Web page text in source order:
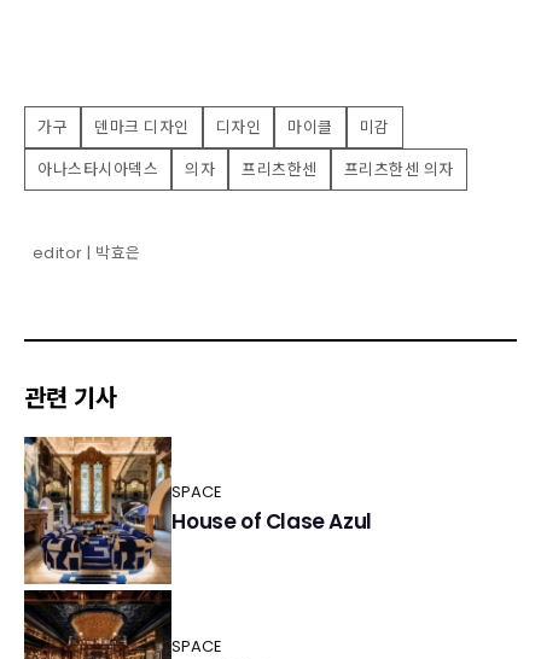
가구 덴마크 디자인 디자인 마이클
미감
아나스타시아덱스
의자 프리츠한센 프리츠한센 의자
editor | 박효은
관련 기사
SPACE
House of Clase Azul
SPACE